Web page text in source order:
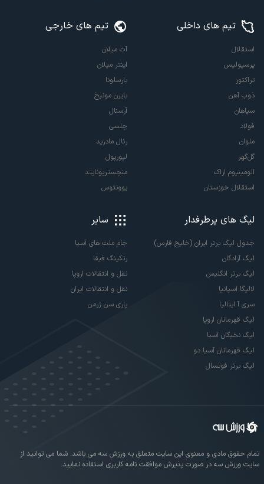
تیم های داخلی
استقلال
پرسپولیس
تراکتور
ذوب آهن
سپاهان
فولاد
ملوان
گل‌گهر
آلومینیوم اراک
استقلال خوزستان
تیم های خارجی
آث میلان
اینتر میلان
بارسلونا
بایرن مونیخ
آرسنال
چلسی
رئال مادرید
لیورپول
منچستریونایتد
یوونتوس
لیگ های پرطرفدار
جدول لیگ برتر ایران (خلیج فارس)
لیگ آزادگان
لیگ برتر انگلیس
لالیگا اسپانیا
سری آ ایتالیا
لیگ قهرمانان اروپا
لیگ نخبگان آسیا
لیگ قهرمانان آسیا دو
لیگ برتر فوتسال
سایر
جام ملت های آسیا
رنکینگ فیفا
نقل و انتقالات اروپا
نقل و انتقالات ایران
پاری سن ژرمن
تمام حقوق مادی و معنوی این سایت متعلق به ورزش سه می باشد. شما می توانید از
سایت ورزش سه در صورت پذیرش موافقت نامه کاربری استفاده نمایید.